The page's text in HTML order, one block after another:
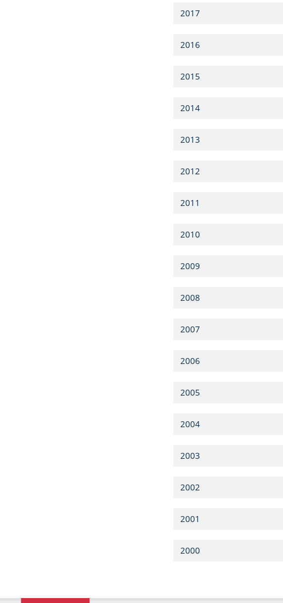
2017
2016
2015
2014
2013
2012
2011
2010
2009
2008
2007
2006
2005
2004
2003
2002
2001
2000